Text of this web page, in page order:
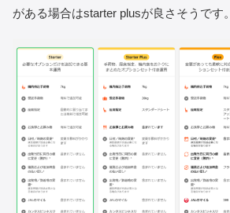
がある場合はstarter plusが良さそうです。